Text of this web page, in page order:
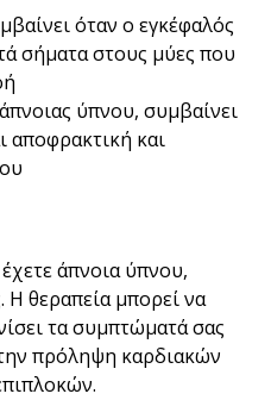
όταν ο εγκέφαλός
σήματα στους μύες που
ύπνου, συμβαίνει
αποφρακτική και
άπνοια ύπνου,
Η θεραπεία μπορεί να
τα συμπτώματά σας
πρόληψη καρδιακών